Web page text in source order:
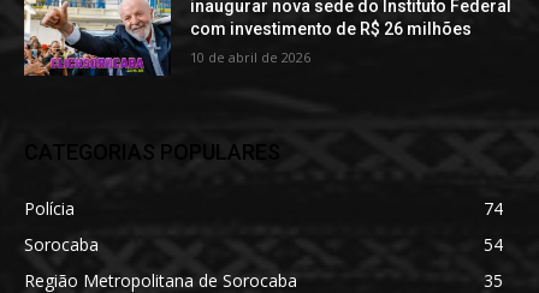
inaugurar nova sede do Instituto Federal
com investimento de R$ 26 milhões
10 de abril de 2026
CATEGORIAS POPULARES
Polícia
74
Sorocaba
54
Região Metropolitana de Sorocaba
35